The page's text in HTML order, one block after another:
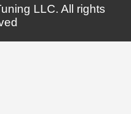
LLC. All rights